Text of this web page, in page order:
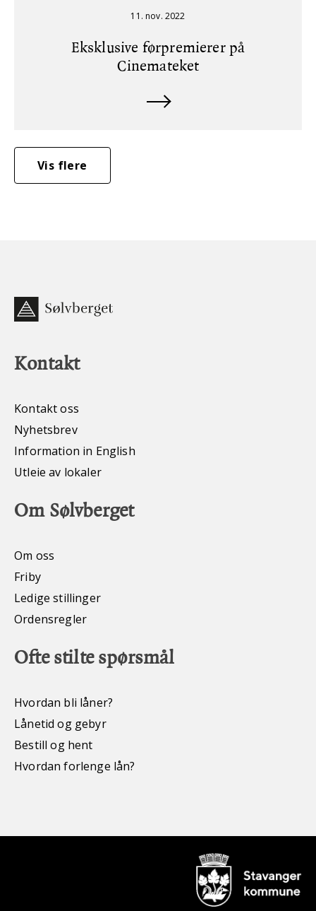
11. nov. 2022
Eksklusive førpremierer på
Cinemateket
Vis flere
Kontakt
Kontakt oss
Nyhetsbrev
Information in English
Utleie av lokaler
Om Sølvberget
Om oss
Friby
Ledige stillinger
Ordensregler
Ofte stilte spørsmål
Hvordan bli låner?
Lånetid og gebyr
Bestill og hent
Hvordan forlenge lån?